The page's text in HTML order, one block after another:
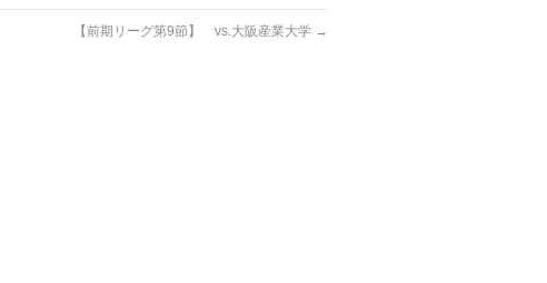
【前期リーグ第9節】 vs.大阪産業大学 →